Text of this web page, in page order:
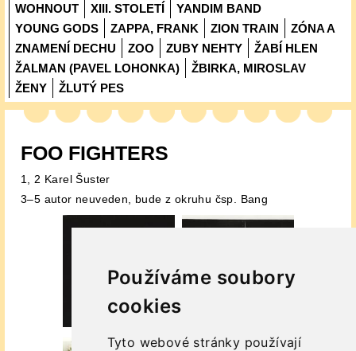
Používáme soubory
cookies
Tyto webové stránky používají
WOHNOUT
XIII. STOLETÍ
YANDIM BAND
YOUNG GODS
ZAPPA, FRANK ZION TRAIN
ZÓNA A
ZNAMENÍ DECHU
ZOO ZUBY NEHTY
ŽABÍ HLEN
ŽALMAN (PAVEL LOHONKA)
ŽBIRKA, MIROSLAV
ŽENY
ŽLUTÝ PES
FOO FIGHTERS
1, 2 Karel Šuster
3–5 autor neuveden, bude z okruhu čsp. Bang